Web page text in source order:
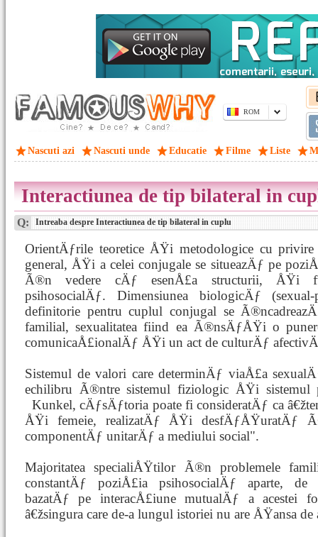
ROM
Nascuti azi Nascuti unde Educatie Filme Liste
Interactiunea de tip bilateral in
Q: Intreaba despre Interactiunea de tip bilateral in cuplu
OrientÄƒrile teoretice ÅŸi metodologice cu
general, ÅŸi a celei conjugale se situeazÄƒ pe
Ã®n vedere cÄƒ esenÅ£a structurii, ÅŸi
psihosocialÄƒ. Dimensiunea biologicÄƒ
definitorie pentru cuplul conjugal se
familial, sexualitatea fiind ea Ã®nsÄƒÅŸi o
comunicaÅ£ionalÄƒ ÅŸi un act de culturÄƒ
Sistemul de valori care determinÄƒ viaÅ£a
echilibru Ã®ntre sistemul fiziologic ÅŸi
Kunkel, cÄƒsÄƒtoria poate fi consideratÄƒ ca
ÅŸi femeie, realizatÄƒ ÅŸi desfÄƒÅŸuratÄƒ
componentÄƒ unitarÄƒ a mediului social".
Majoritatea specialiÅŸtilor Ã®n problemele
constantÄƒ poziÅ£ia psihosocialÄƒ aparte, de
bazatÄƒ pe interacÅ£iune mutualÄƒ a acestei
â€žsingura care de-a lungul istoriei nu are ÅŸansa